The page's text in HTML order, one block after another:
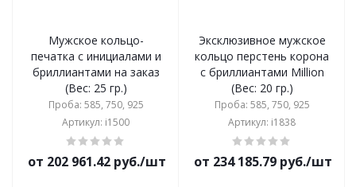
Мужское кольцо-
печатка с инициалами и
бриллиантами на заказ
(Вес: 25 гр.)
Проба: 585, 750, 925
Артикул: i1500
от 202 961.42 руб./шт
Эксклюзивное мужское
кольцо перстень корона
с бриллиантами Million
(Вес: 20 гр.)
Проба: 585, 750, 925
Артикул: i1838
от 234 185.79 руб./шт